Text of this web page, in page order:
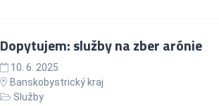
Dopytujem: služby na zber arónie
10. 6. 2025
Banskobystrický kraj
Služby